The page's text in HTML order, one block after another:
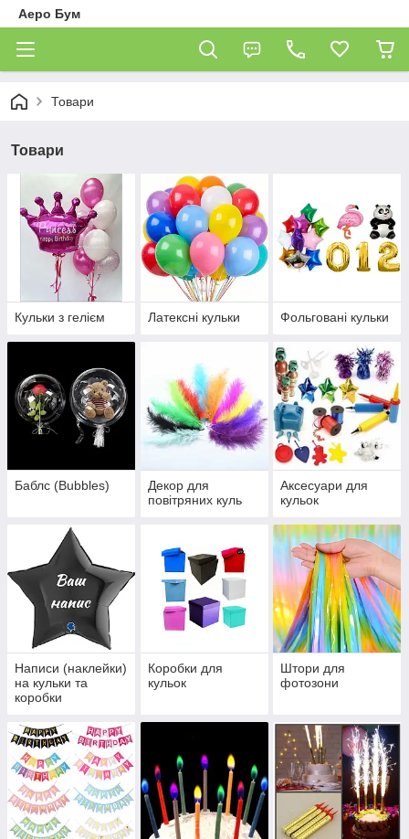
Аеро Бум
Товари
Товари
Кульки з гелієм Латексні кульки Фольговані кульки
Баблс (Bubbles)
Декор для
повітряних куль
Аксесуари для
кульок
Написи (наклейки)
на кульки та
коробки
Коробки для
кульок
Штори для
фотозони